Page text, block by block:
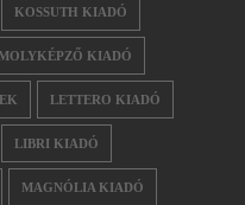
KOSSUTH KIADÓ
KIADÓ
LETTERO KIADÓ
LIBRI KIADÓ
MAGNÓLIA KIADÓ